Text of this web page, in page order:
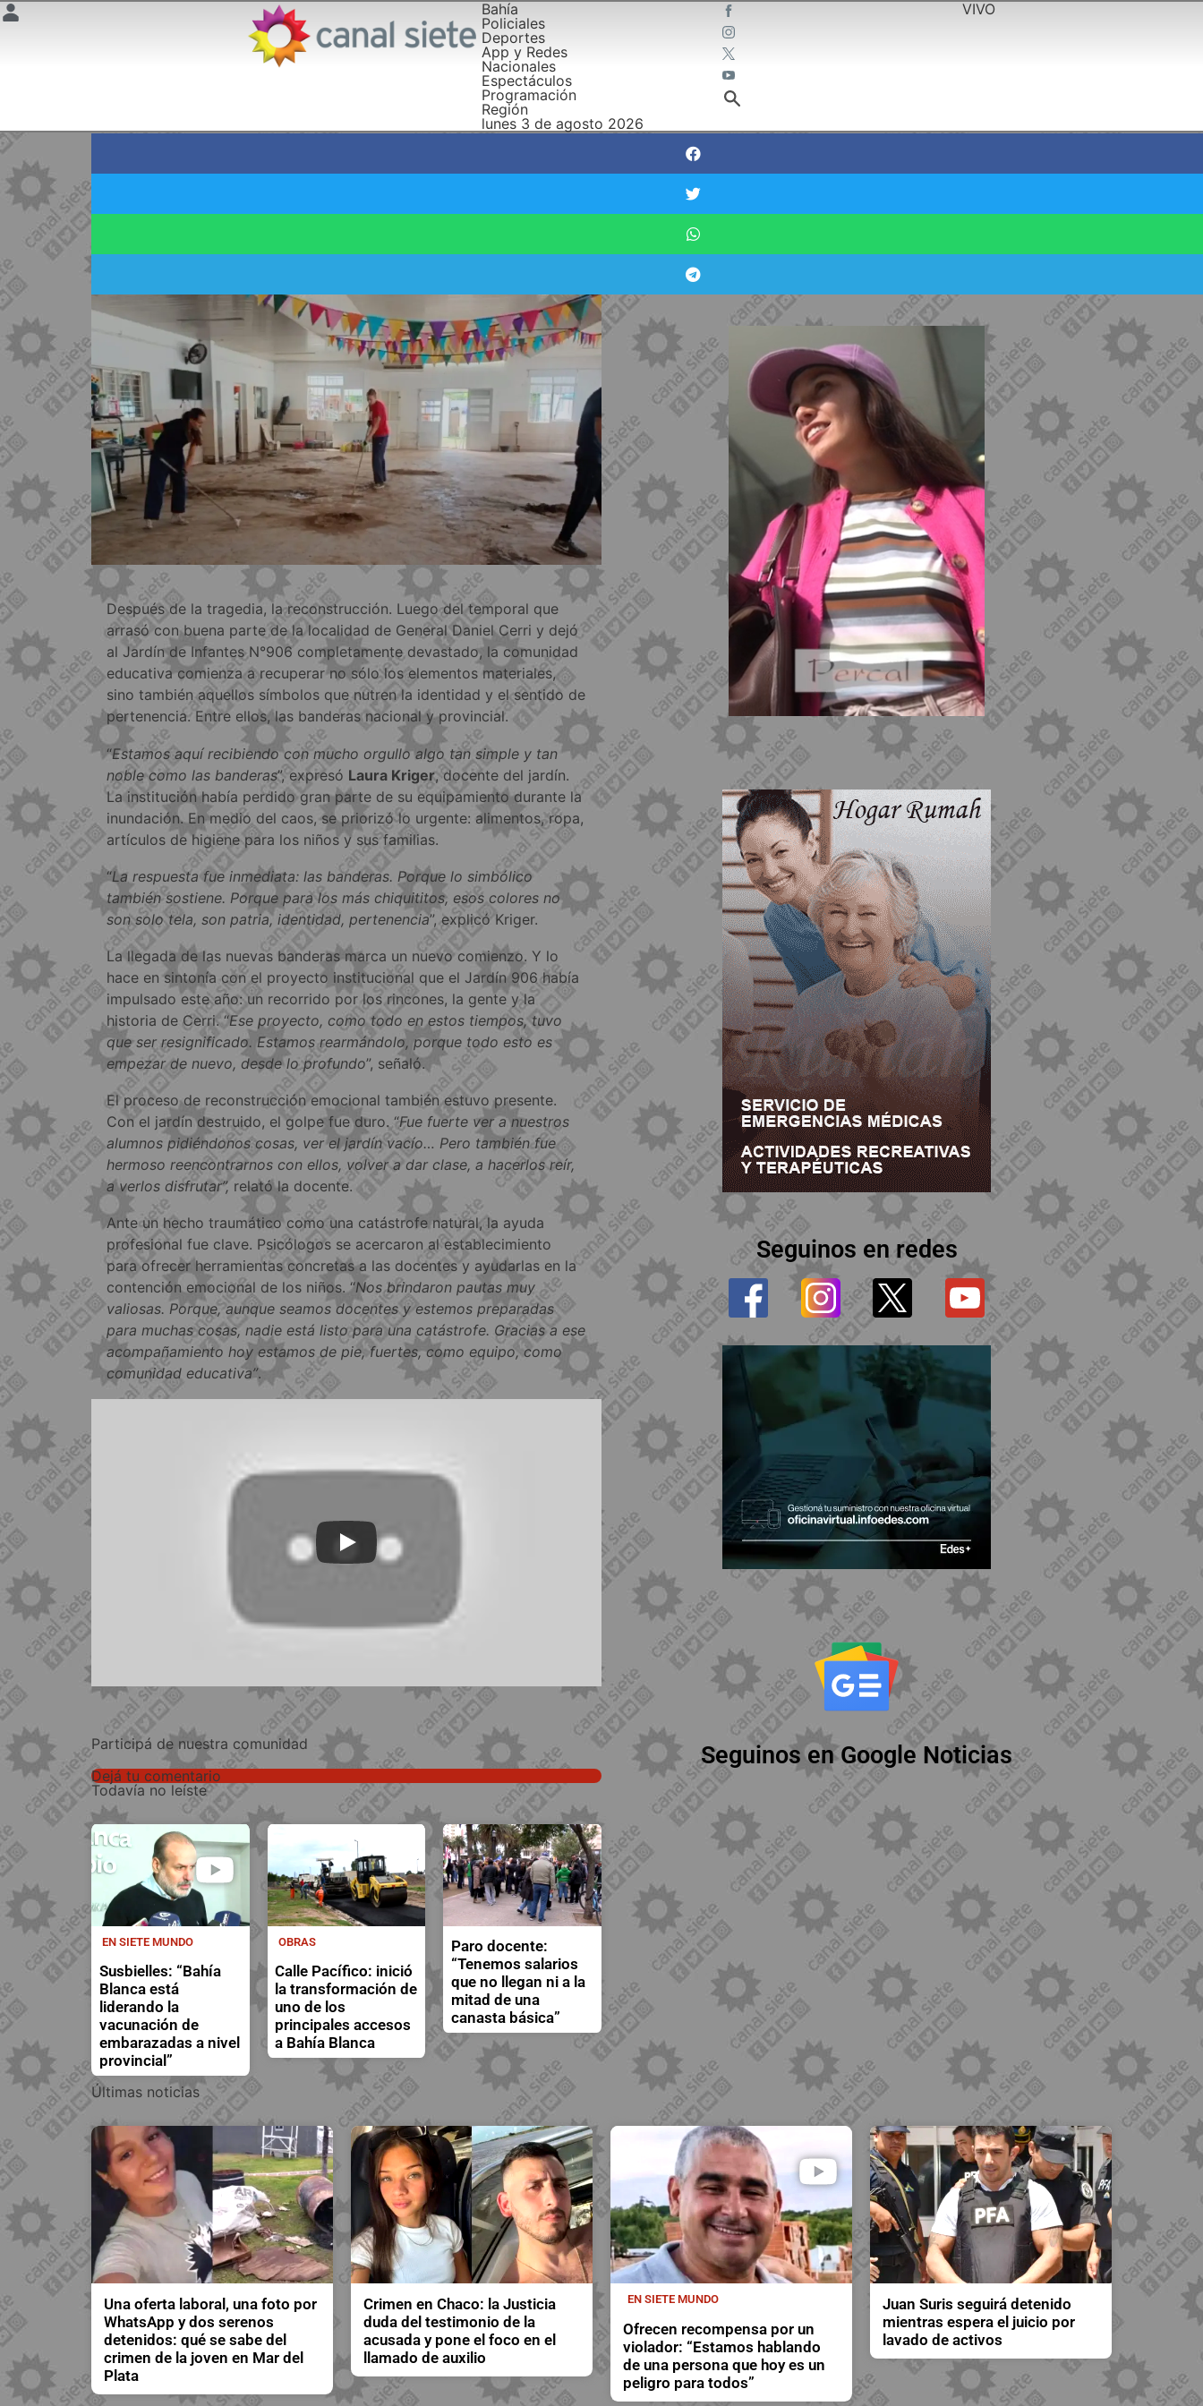
Bahía
Policiales
Deportes
App y Redes
Nacionales
Espectáculos
Programación
Región
lunes 3 de agosto 2026
VIVO
El regreso de las banderas: una señal de esperanza en el Jardín 906 de Cerri
Después de la tragedia, la reconstrucción. Luego del temporal que
arrasó con buena parte de la localidad de General Daniel Cerri y dejó
al Jardín de Infantes N°906 completamente devastado, la comunidad
educativa comienza a recuperar no sólo los elementos materiales,
sino también aquellos símbolos que nutren la identidad y el sentido de
pertenencia. Entre ellos, las banderas nacional y provincial.
“Estamos aquí recibiendo con mucho orgullo algo tan simple y tan
noble como las banderas”, expresó Laura Kriger, docente del jardín.
La institución había perdido gran parte de su equipamiento durante la
inundación. En medio del caos, se priorizó lo urgente: alimentos, ropa,
artículos de higiene para los niños y sus familias.
“La respuesta fue inmediata: las banderas. Porque lo simbólico
también sostiene. Porque para los más chiquititos, esos colores no
son solo tela, son patria, identidad, pertenencia”, explicó Kriger.
La llegada de las nuevas banderas marca un nuevo comienzo. Y lo
hace en sintonía con el proyecto institucional que el Jardín 906 había
impulsado este año: un recorrido por los rincones, la gente y la
historia de Cerri. “Ese proyecto, como todo en estos tiempos, tuvo
que ser resignificado. Estamos rearmándolo, porque todo esto es
empezar de nuevo, desde lo profundo”, señaló.
El proceso de reconstrucción emocional también estuvo presente.
Con el jardín destruido, el golpe fue duro. “Fue fuerte ver a nuestros
alumnos pidiéndonos cosas, ver el jardín vacío… Pero también fue
hermoso reencontrarnos con ellos, volver a dar clase, a hacerlos reír,
a verlos disfrutar”, relató la docente.
Ante un hecho traumático como una catástrofe natural, la ayuda
profesional fue clave. Psicólogos se acercaron al establecimiento
para ofrecer herramientas concretas a las docentes y ayudarlas en la
contención emocional de los niños. “Nos brindaron pautas muy
valiosas. Porque, aunque seamos docentes y estemos preparadas
para muchas cosas, nadie está listo para una catástrofe. Gracias a ese
acompañamiento hoy estamos de pie, fuertes, como equipo, como
comunidad educativa”.
Participá de nuestra comunidad
Dejá tu comentario
Todavía no leíste
EN SIETE MUNDO
Susbielles: “Bahía
Blanca está
liderando la
vacunación de
embarazadas a nivel
provincial”
OBRAS
Calle Pacífico: inició
la transformación de
uno de los
principales accesos
a Bahía Blanca
Paro docente:
“Tenemos salarios
que no llegan ni a la
mitad de una
canasta básica”
Seguinos en redes
Seguinos en Google Noticias
Últimas noticias
Una oferta laboral, una foto por
WhatsApp y dos serenos
detenidos: qué se sabe del
crimen de la joven en Mar del
Plata
Crimen en Chaco: la Justicia
duda del testimonio de la
acusada y pone el foco en el
llamado de auxilio
EN SIETE MUNDO
Ofrecen recompensa por un
violador: “Estamos hablando
de una persona que hoy es un
peligro para todos”
Juan Suris seguirá detenido
mientras espera el juicio por
lavado de activos